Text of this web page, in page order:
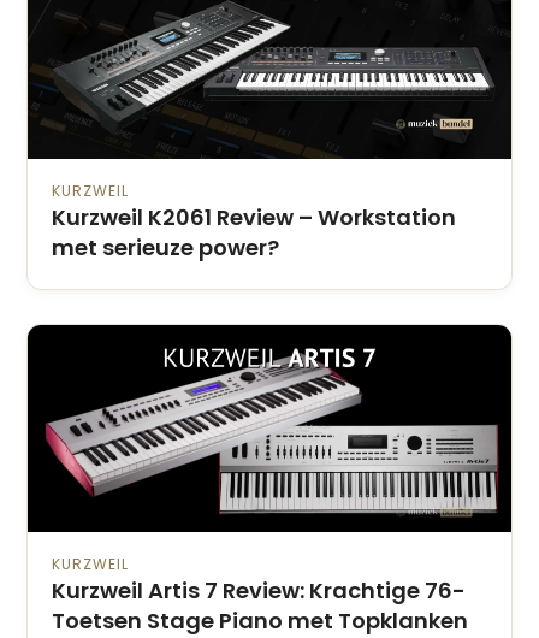
KURZWEIL
Kurzweil K2061 Review – Workstation
met serieuze power?
KURZWEIL
Kurzweil Artis 7 Review: Krachtige 76-
Toetsen Stage Piano met Topklanken